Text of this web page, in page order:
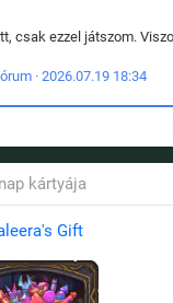
· 2026.07.19 18:34
kártyája
Gift